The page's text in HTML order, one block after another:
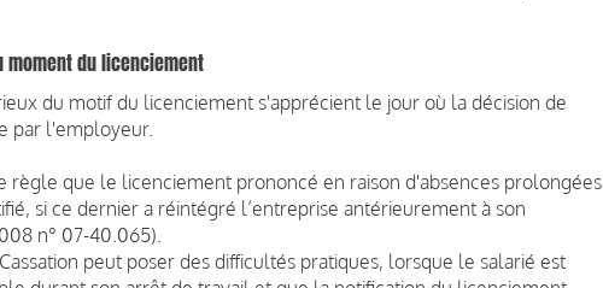
du licenciement
du motif du licenciement s'apprécient le jour où la décision de
par l'employeur.
règle que le licenciement prononcé en raison d'absences prolongées
si ce dernier a réintégré l’entreprise antérieurement à son
n° 07-40.065).
peut poser des difficultés pratiques, lorsque le salarié est